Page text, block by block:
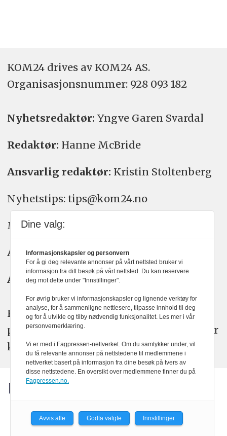
KOM24 drives av KOM24 AS.
Organisasjons­nummer: 928 093 182
Nyhetsredaktør: Yngve Garen Svardal
Redaktør: Hanne McBride
Ansvarlig redaktør: Kristin Stoltenberg
Nyhetstips: tips@kom24.no
Meninger: meninger@kom24.no
Annonse: annonse@watchmedia.no
Abonnement:kom24@watchmedia.no
KOM24 arbeider etter Vær Varsom-
plakatens regler for god presseskikk. Her
kan du lese mer omPFUsarbeid.
Dine valg:
Informasjonskapsler og personvern
For å gi deg relevante annonser på vårt nettsted bruker vi
informasjon fra ditt besøk på vårt nettsted. Du kan reservere
deg mot dette under "Innstillinger".
For øvrig bruker vi informasjonskapsler og lignende verktøy for
analyse, for å sammenligne nettlesere, tilpasse innhold til deg
og for å utvikle og tilby nødvendig funksjonalitet. Les mer i vår
personvernerklæring.
Vi er med i Fagpressen-nettverket. Om du samtykker under, vil
du få relevante annonser på nettstedene til medlemmene i
nettverket basert på informasjon fra dine besøk på tvers av
disse nettstedene. En oversikt over medlemmene finner du på
Fagpressen.no.
Avvis alle Godta valgte Innstillinger